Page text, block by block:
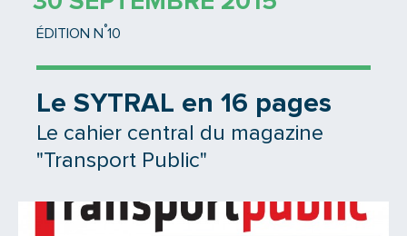
ÉDITION N °10
Le SYTRAL en 16 pages
Le cahier central du magazine
"Transport Public"